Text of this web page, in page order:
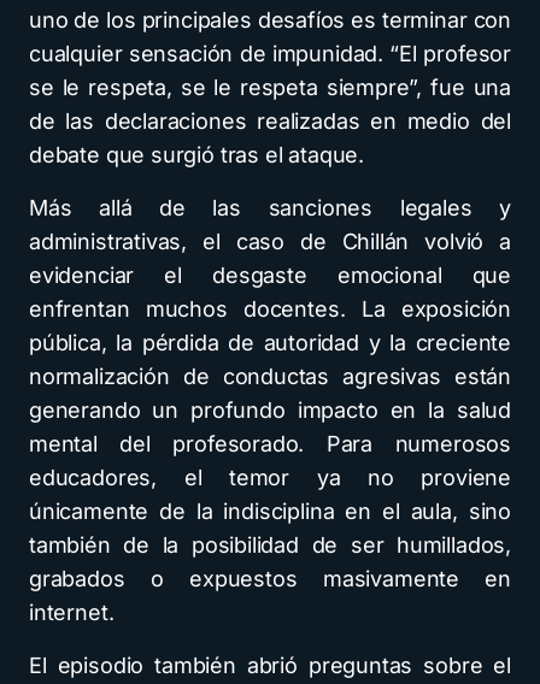
uno de los principales desafíos es terminar con
cualquier sensación de impunidad. “El profesor
se le respeta, se le respeta siempre”, fue una
de las declaraciones realizadas en medio del
debate que surgió tras el ataque.
Más allá de las sanciones legales y
administrativas, el caso de Chillán volvió a
evidenciar el desgaste emocional que
enfrentan muchos docentes. La exposición
pública, la pérdida de autoridad y la creciente
normalización de conductas agresivas están
generando un profundo impacto en la salud
mental del profesorado. Para numerosos
educadores, el temor ya no proviene
únicamente de la indisciplina en el aula, sino
también de la posibilidad de ser humillados,
grabados o expuestos masivamente en
internet.
El episodio también abrió preguntas sobre el